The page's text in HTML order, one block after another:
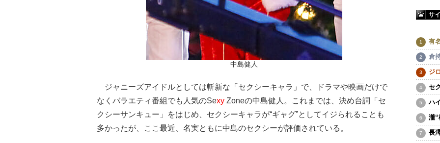
中島健人
ジャニーズアイドルとしては斬新な「セクシーキャラ」で、ドラマや映画だけで
なくバラエティ番組でも人気のSexy Zoneの中島健人。これまでは、決め台詞「セ
クシーサンキュー」をはじめ、セクシーキャラが“ギャグ”としてイジられることも
多かったが、ここ最近、名実ともに中島のセクシーが評価されている。
サ
有
倉
ジ
セ
ハ
瀧“
長